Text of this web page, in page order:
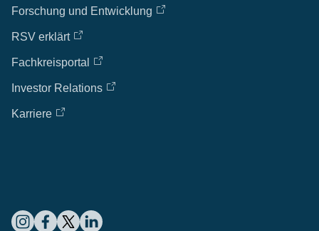
Forschung und Entwicklung
RSV erklärt
Fachkreisportal
Investor Relations
Karriere